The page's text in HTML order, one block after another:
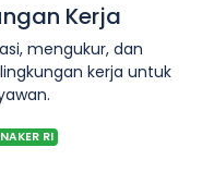
Kerja
mengukur, dan
kerja untuk
RI